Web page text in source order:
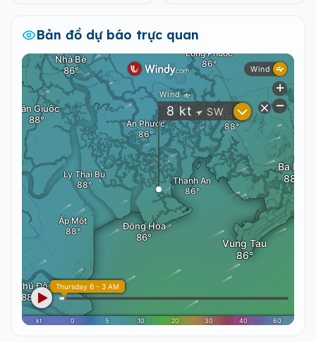
Bản đồ dự báo trực quan